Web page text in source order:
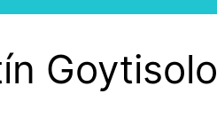
Goytisolo